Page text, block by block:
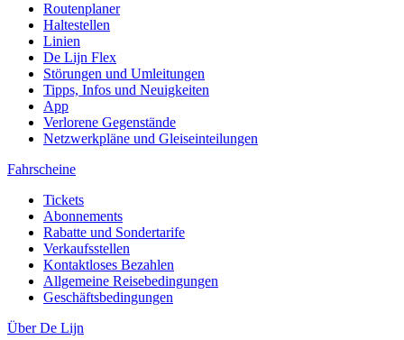
Routenplaner
Haltestellen
Linien
De Lijn Flex
Störungen und Umleitungen
Tipps, Infos und Neuigkeiten
App
Verlorene Gegenstände
Netzwerkpläne und Gleiseinteilungen
Fahrscheine
Tickets
Abonnements
Rabatte und Sondertarife
Verkaufsstellen
Kontaktloses Bezahlen
Allgemeine Reisebedingungen
Geschäftsbedingungen
Über De Lijn